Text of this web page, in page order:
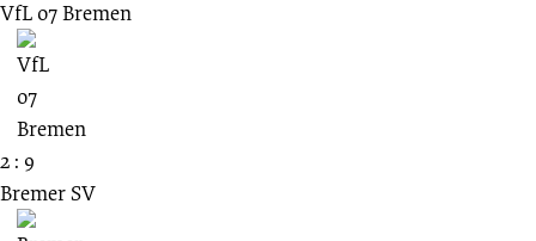
VfL 07 Bremen
2 : 9
Bremer SV